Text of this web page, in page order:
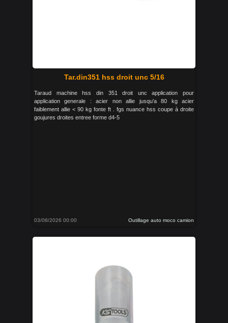
Tar.din351 hss droit unc 5/16
Taraud machine hss din 351 droit unc application pour
application generale : acier non allie jusqu'a 80 kg acier
faiblement allie < 90 kg fonte ft . fgs nuance hss coupe à droite
goujures droites entree forme d4-5
03/08/2026 00:00 Outillage auto moco camion